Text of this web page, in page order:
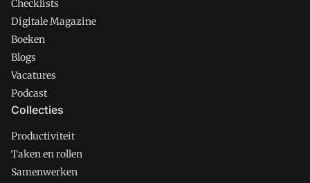
Checklists
Digitale Magazine
Boeken
Blogs
Vacatures
Podcast
Collecties
Productiviteit
Taken en rollen
Samenwerken